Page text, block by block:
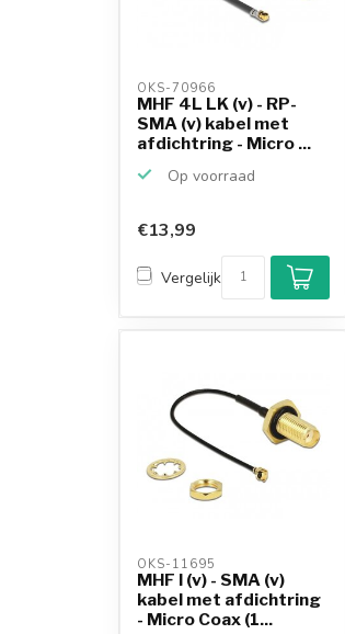
OKS-70966
MHF 4L LK (v) - RP-
SMA (v) kabel met
afdichtring - Micro ...
Op voorraad
€13,99
Vergelijk
OKS-11695
MHF I (v) - SMA (v)
kabel met afdichtring
- Micro Coax (1...